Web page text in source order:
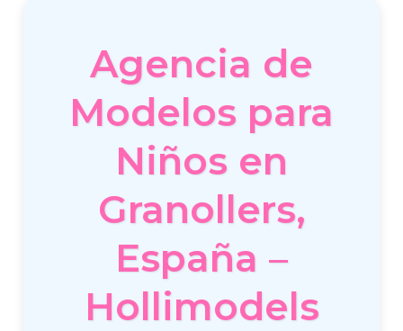
Agencia de
Modelos para
Niños en
Granollers,
España –
Hollimodels